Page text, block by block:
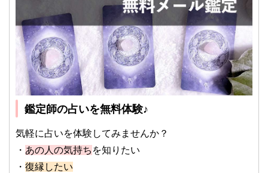
鑑定師の占いを無料体験♪
気軽に占いを体験してみませんか？
・ あの人の気持ち を知りたい
・ 復縁したい